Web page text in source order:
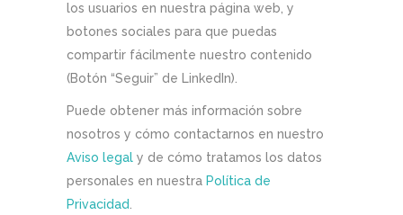
los usuarios en nuestra página web, y
botones sociales para que puedas
compartir fácilmente nuestro contenido
(Botón “Seguir” de LinkedIn).
Puede obtener más información sobre
nosotros y cómo contactarnos en nuestro
Aviso legal y de cómo tratamos los datos
personales en nuestra Política de
Privacidad